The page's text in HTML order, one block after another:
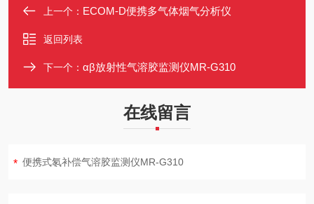
上一个： ECOM-D便携多气体烟气分析仪
返回列表
下一个： αβ放射性气溶胶监测仪MR-G310
在线留言